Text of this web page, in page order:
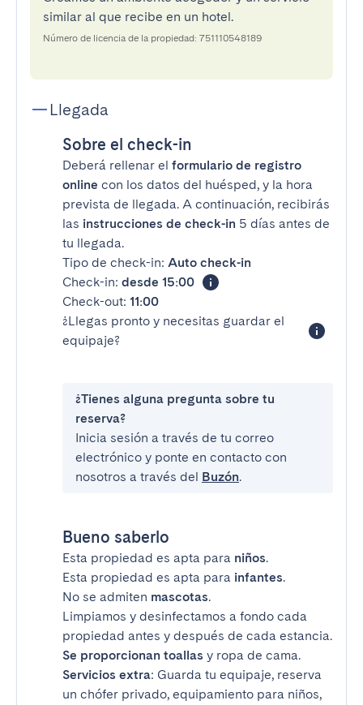
similar al que recibe en un hotel.
Número de licencia de la propiedad: 751110548189
Llegada
Sobre el check-in
Deberá rellenar el formulario de registro
online con los datos del huésped, y la hora
prevista de llegada. A continuación, recibirás
las instrucciones de check-in 5 días antes de
tu llegada.
Tipo de check-in: Auto check-in
Check-in: desde 15:00
Check-out: 11:00
¿Llegas pronto y necesitas guardar el
equipaje?
¿Tienes alguna pregunta sobre tu
reserva?
Inicia sesión a través de tu correo
electrónico y ponte en contacto con
nosotros a través del Buzón.
Bueno saberlo
Esta propiedad es apta para niños.
Esta propiedad es apta para infantes.
No se admiten mascotas.
Limpiamos y desinfectamos a fondo cada
propiedad antes y después de cada estancia.
Se proporcionan toallas y ropa de cama.
Servicios extra: Guarda tu equipaje, reserva
un chófer privado, equipamiento para niños,